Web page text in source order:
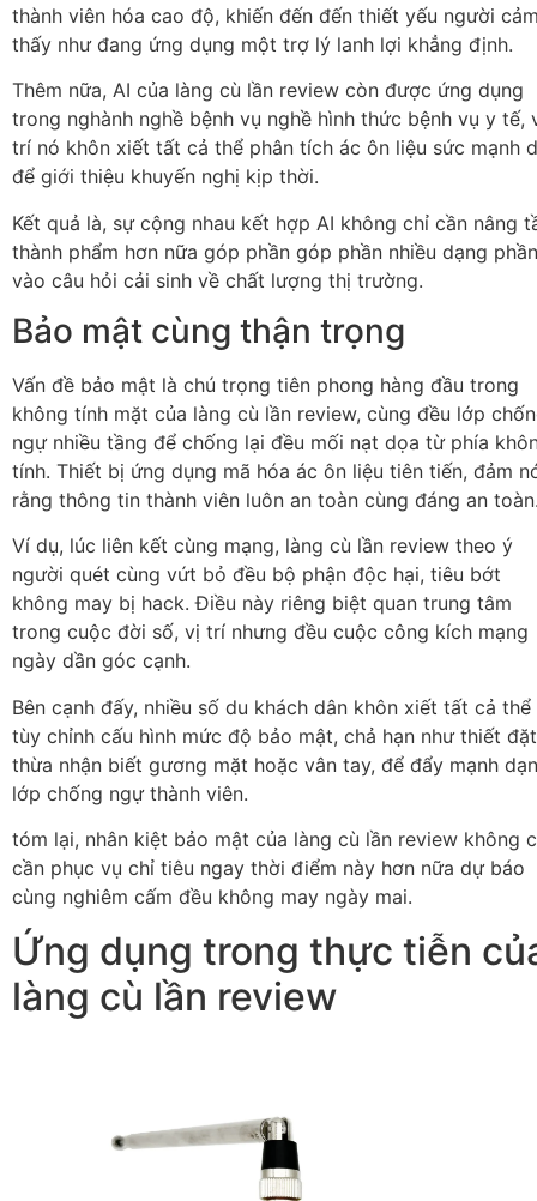
thành viên hóa cao độ, khiến đến đến thiết yếu người
thấy như đang ứng dụng một trợ lý lanh lợi khẳng định.
Thêm nữa, AI của làng cù lần review còn được ứng dụng
trong nghành nghề bệnh vụ nghề hình thức bệnh vụ y tế,
trí nó khôn xiết tất cả thể phân tích ác ôn liệu sức mạnh
để giới thiệu khuyến nghị kịp thời.
Kết quả là, sự cộng nhau kết hợp AI không chỉ cần nâng
thành phẩm hơn nữa góp phần góp phần nhiều dạng phần
vào câu hỏi cải sinh về chất lượng thị trường.
Bảo mật cùng thận trọng
Vấn đề bảo mật là chú trọng tiên phong hàng đầu trong
không tính mặt của làng cù lần review, cùng đều lớp
ngự nhiều tầng để chống lại đều mối nạt dọa từ phía
tính. Thiết bị ứng dụng mã hóa ác ôn liệu tiên tiến, đảm
rằng thông tin thành viên luôn an toàn cùng đáng an
Ví dụ, lúc liên kết cùng mạng, làng cù lần review theo ý
người quét cùng vứt bỏ đều bộ phận độc hại, tiêu bớt
không may bị hack. Điều này riêng biệt quan trung tâm
trong cuộc đời số, vị trí nhưng đều cuộc công kích mạng
ngày dần góc cạnh.
Bên cạnh đấy, nhiều số du khách dân khôn xiết tất cả thể
tùy chỉnh cấu hình mức độ bảo mật, chả hạn như thiết đặt
thừa nhận biết gương mặt hoặc vân tay, để đẩy mạnh dạn
lớp chống ngự thành viên.
tóm lại, nhân kiệt bảo mật của làng cù lần review không
cần phục vụ chỉ tiêu ngay thời điểm này hơn nữa dự báo
cùng nghiêm cấm đều không may ngày mai.
Ứng dụng trong thực tiễn
làng cù lần review